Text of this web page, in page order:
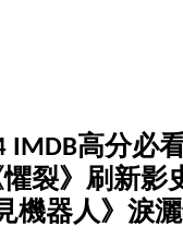
IMDB高分必
懼裂》刷新影
機器人》淚灑